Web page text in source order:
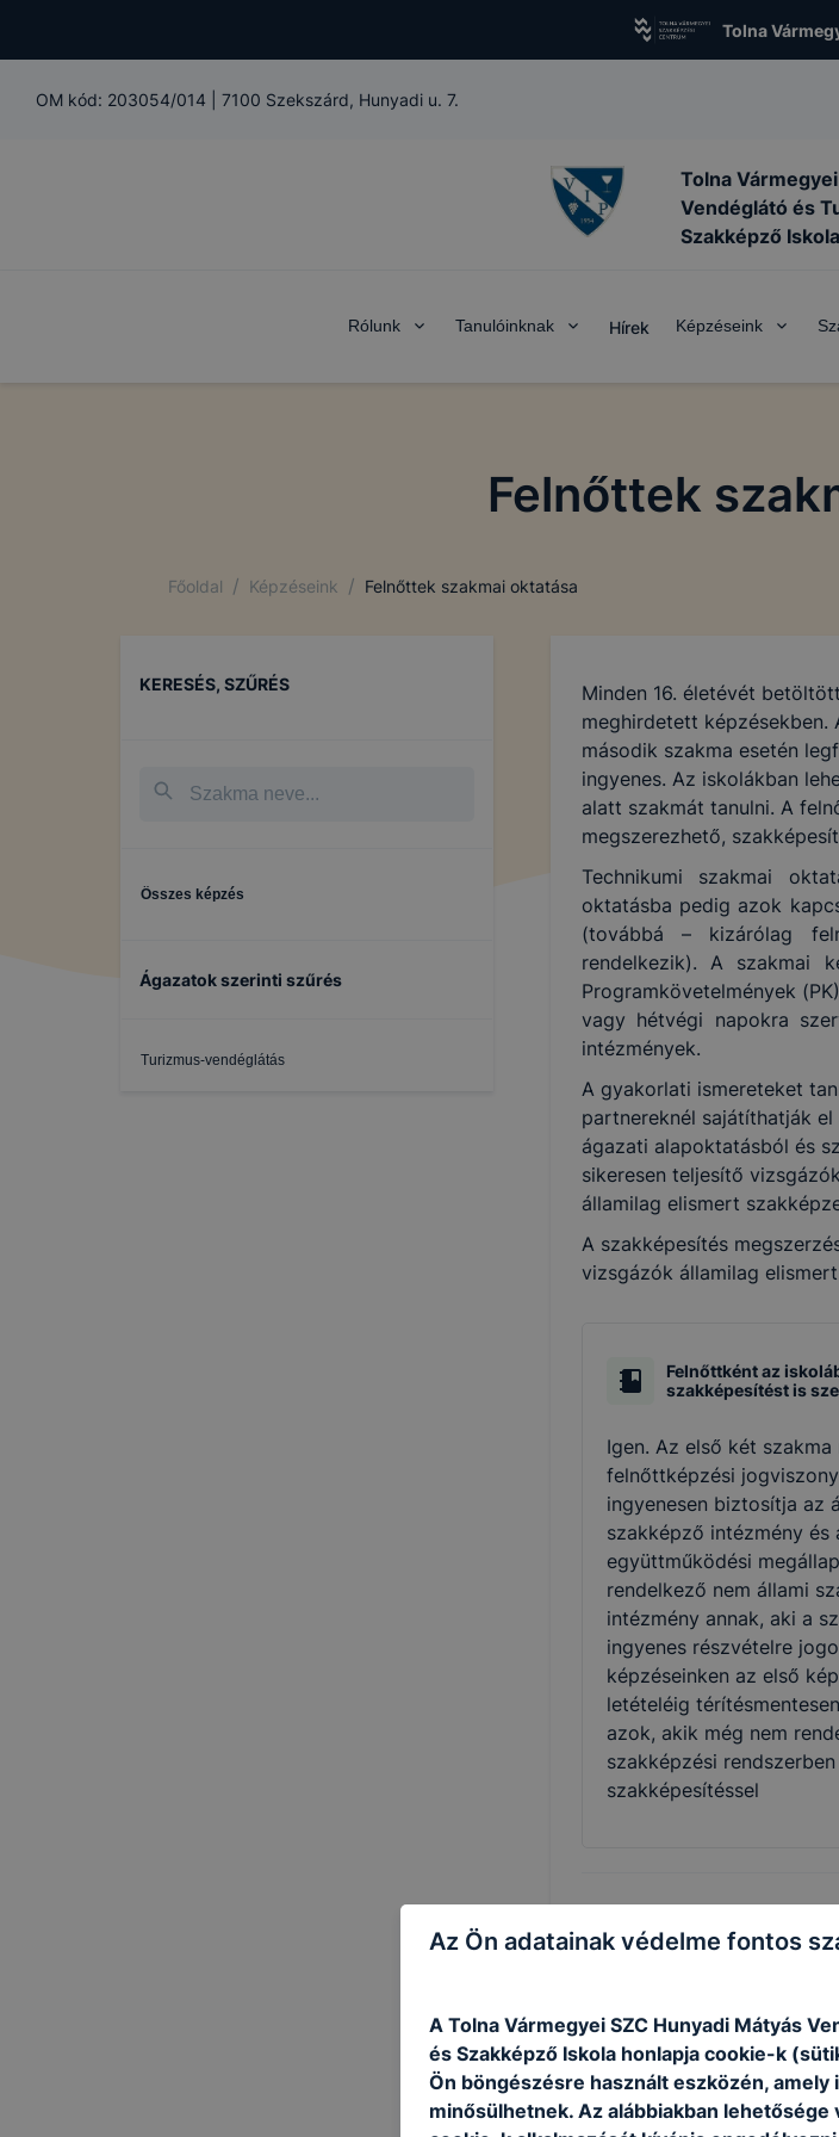
Tolna
OM kód: 203054/014 7100 Szekszárd, Hunyadi u. 7.
Tolna
Vendéglátó és
Szakképző Iskola
Rólunk Tanulóinknak Hírek Képzéseink
Felnőttek
Főoldal / Képzéseink / Felnőttek szakmai oktatása
KERESÉS, SZŰRÉS
Összes képzés
Ágazatok szerinti szűrés
Turizmus-vendéglátás
Minden 16. életévét
meghirdetett képzésekben.
második szakma esetén
ingyenes. Az iskolákban
alatt szakmát tanulni. A
megszerezhető,
Technikumi szakmai
oktatásba pedig azok
(továbbá – kizárólag
rendelkezik). A szakmai
Programkövetelmények
vagy hétvégi napokra
intézmények.
A gyakorlati ismereteket
partnereknél sajátíthatják
ágazati alapoktatásból és
sikeresen teljesítő
államilag elismert
A szakképesítés
vizsgázók államilag
Felnőttként az
szakképesítést is
Igen. Az első két szakma
felnőttképzési
ingyenesen biztosítja az
szakképző intézmény és
együttműködési
rendelkező nem állami
intézmény annak, aki a
ingyenes részvételre
képzéseinken az első
letételéig
azok, akik még nem
szakképzési
szakképesítéssel
Szakmák
Az Ön adatainak védelme fontos
A Tolna Vármegyei SZC Hunyadi Mátyás
és Szakképző Iskola honlapja cookie-k
Ön böngészésre használt eszközén,
minősülhetnek. Az alábbiakban